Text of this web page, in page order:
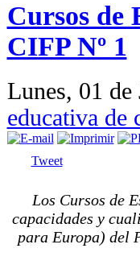
Cursos de
CIFP Nº 1
Lunes, 01 de
educativa de
Tweet
Los Cursos de
capacidades y
para Europa) del